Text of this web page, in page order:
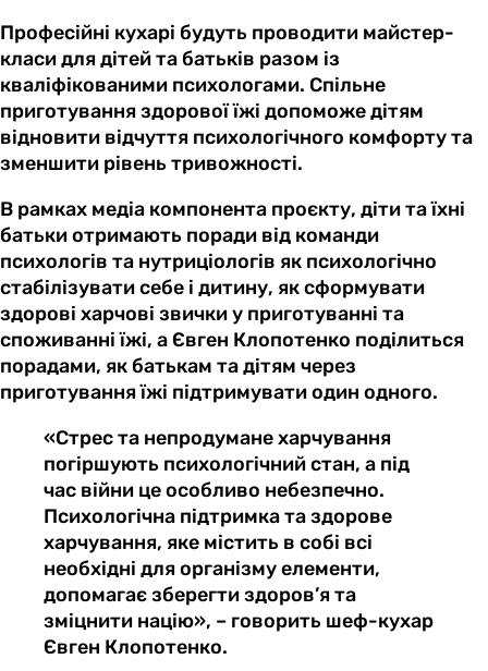
Професійні кухарі будуть проводити майстер-
класи для дітей та батьків разом із
кваліфікованими психологами. Спільне
приготування здорової їжі допоможе дітям
відновити відчуття психологічного комфорту та
зменшити рівень тривожності.
В рамках медіа компонента проєкту, діти та їхні
батьки отримають поради від команди
психологів та нутриціологів як психологічно
стабілізувати себе і дитину, як сформувати
здорові харчові звички у приготуванні та
споживанні їжі, а Євген Клопотенко поділиться
порадами, як батькам та дітям через
приготування їжі підтримувати один одного.
«Стрес та непродумане харчування
погіршують психологічний стан, а під
час війни це особливо небезпечно.
Психологічна підтримка та здорове
харчування, яке містить в собі всі
необхідні для організму елементи,
допомагає зберегти здоров’я та
зміцнити націю», – говорить шеф-кухар
Євген Клопотенко.